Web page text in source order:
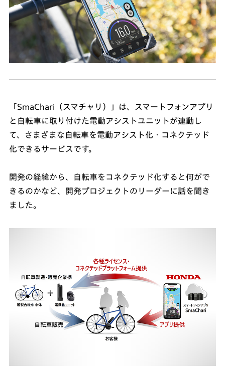
「SmaChari（スマチャリ）」は、スマートフォンアプリ
と自転車に取り付けた電動アシストユニットが連動し
て、さまざまな自転車を電動アシスト化・コネクテッド
化できるサービスです。
開発の経緯から、自転車をコネクテッド化すると何がで
きるのかなど、開発プロジェクトのリーダーに話を聞き
ました。